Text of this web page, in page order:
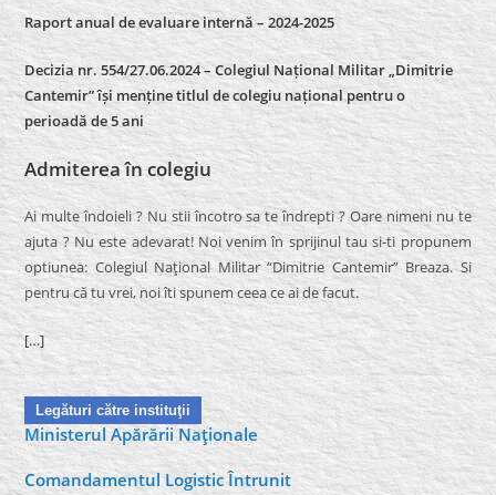
Raport anual de evaluare internă –2024-2025
Decizia nr. 554/27.06.2024 – Colegiul Național Militar „Dimitrie
Cantemir” își menține titlul de colegiu național pentru o
perioadă de 5 ani
Admiterea în colegiu
Ai multe îndoieli ? Nu stii încotro sa te îndrepti ? Oare nimeni nu te
ajuta ? Nu este adevarat! Noi venim în sprijinul tau si-ti propunem
optiunea: Colegiul Naţional Militar “Dimitrie Cantemir” Breaza. Si
pentru că tu vrei, noi îti spunem ceea ce ai de facut.
[…]
Legături către instituţii
Ministerul Apărării Naţionale
Comandamentul Logistic Întrunit